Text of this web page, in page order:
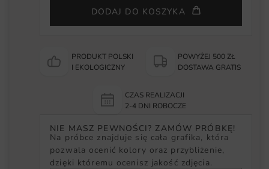
DODAJ DO KOSZYKA
PRODUKT POLSKI
I EKOLOGICZNY
POWYŻEJ 500 ZŁ
DOSTAWA GRATIS
CZAS REALIZACJI
2-4 DNI ROBOCZE
NIE MASZ PEWNOŚCI? ZAMÓW PRÓBKĘ!
Na próbce znajduje się cała grafika, która
pozwala ocenić kolory oraz przybliżenie,
dzięki któremu ocenisz jakość zdjęcia.